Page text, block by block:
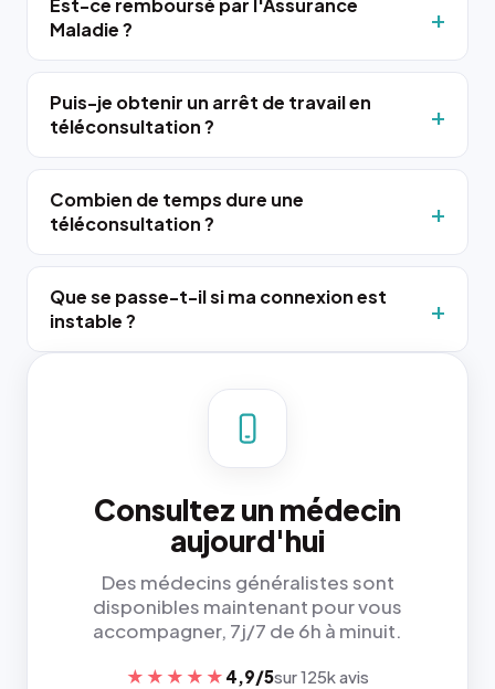
Est-ce remboursé par l'Assurance
Maladie ?
Puis-je obtenir un arrêt de travail en
téléconsultation ?
Combien de temps dure une
téléconsultation ?
Que se passe-t-il si ma connexion est
instable ?
Consultez un médecin
aujourd'hui
Des médecins généralistes sont
disponibles maintenant pour vous
accompagner, 7j/7 de 6h à minuit.
★★★★★ 4,9/5sur 125k avis